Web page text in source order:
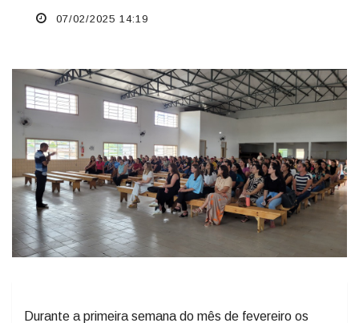
07/02/2025 14:19
Durante a primeira semana do mês de fevereiro os